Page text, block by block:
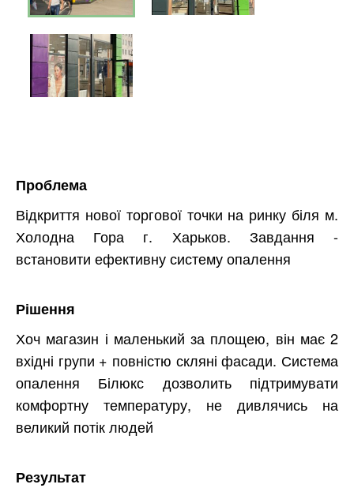
Проблема
Відкриття нової торгової точки на ринку біля м.
Холодна Гора г. Харьков. Завдання -
встановити ефективну систему опалення
Рішення
Хоч магазин і маленький за площею, він має 2
вхідні групи + повністю скляні фасади. Система
опалення Білюкс дозволить підтримувати
комфортну температуру, не дивлячись на
великий потік людей
Результат